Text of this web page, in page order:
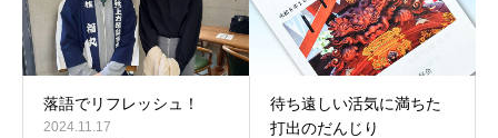
落語でリフレッシュ！
2024.11.17
待ち遠しい活気に満ちた
打出のだんじり